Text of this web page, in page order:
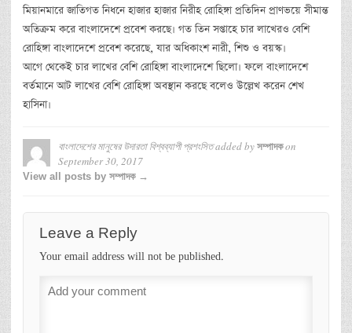
মিয়ানমারে জাতিগত নিধনে হাজার হাজার নিরীহ রোহিঙ্গা প্রতিদিন প্রাণভয়ে সীমান্ত
অতিক্রম করে বাংলাদেশে প্রবেশ করছে। গত তিন সপ্তাহে চার লাখেরও বেশি
রোহিঙ্গা বাংলাদেশে প্রবেশ করেছে, যার অধিকাংশ নারী, শিশু ও বয়স্ক।
আগে থেকেই চার লাখের বেশি রোহিঙ্গা বাংলাদেশে ছিলো। ফলে বাংলাদেশে
বর্তমানে আট লাখের বেশি রোহিঙ্গা অবস্থান করছে বলেও উল্লেখ করেন শেখ
হাসিনা।
বাংলাদেশের মানুষের উদারতা বিশ্বব্যাপী প্রশংসিতadded by সম্পাদকon
September 30, 2017
View all posts by সম্পাদক →
Leave a Reply
Your email address will not be published.